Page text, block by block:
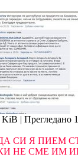
| Прегледано
СИ Я ПИЕМ
НЕ СМЕ ИМ